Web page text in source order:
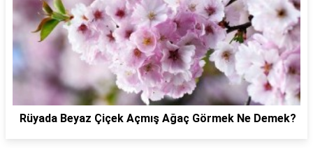
Rüyada Beyaz Çiçek Açmış Ağaç Görmek Ne Demek?